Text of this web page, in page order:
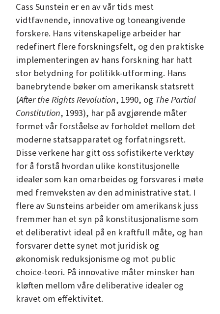
Cass Sunstein er en av vår tids mest
vidtfavnende, innovative og toneangivende
forskere. Hans vitenskapelige arbeider har
redefinert flere forskningsfelt, og den praktiske
implementeringen av hans forskning har hatt
stor betydning for politikk-utforming. Hans
banebrytende bøker om amerikansk statsrett
(After the Rights Revolution, 1990, og The Partial
Constitution, 1993), har på avgjørende måter
formet vår forståelse av forholdet mellom det
moderne statsapparatet og forfatningsrett.
Disse verkene har gitt oss sofistikerte verktøy
for å forstå hvordan ulike konstitusjonelle
idealer som kan omarbeides og forsvares i møte
med fremveksten av den administrative stat. I
flere av Sunsteins arbeider om amerikansk juss
fremmer han et syn på konstitusjonalisme som
et deliberativt ideal på en kraftfull måte, og han
forsvarer dette synet mot juridisk og
økonomisk reduksjonisme og mot public
choice-teori. På innovative måter minsker han
kløften mellom våre deliberative idealer og
kravet om effektivitet.